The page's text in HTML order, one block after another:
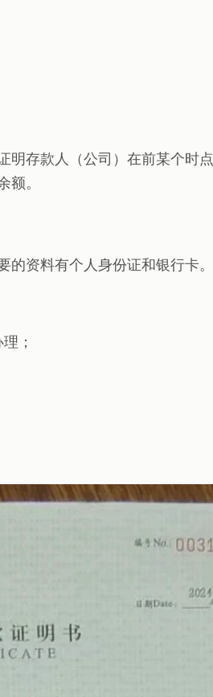
存款人（公司）在前某个时
额。
资料有个人身份证和银行卡。
；